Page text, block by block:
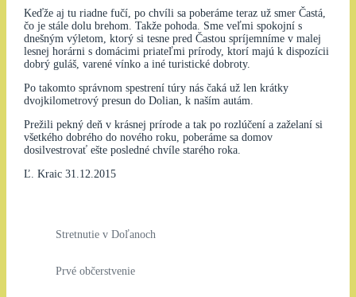
Keďže aj tu riadne fučí, po chvíli sa poberáme teraz už smer Častá,
čo je stále dolu brehom. Takže pohoda. Sme veľmi spokojní s
dnešným výletom, ktorý si tesne pred Častou spríjemníme v malej
lesnej horárni s domácimi priateľmi prírody, ktorí majú k dispozícii
dobrý guláš, varené vínko a iné turistické dobroty.
Po takomto správnom spestrení túry nás čaká už len krátky
dvojkilometrový presun do Dolian, k naším autám.
Prežili pekný deň v krásnej prírode a tak po rozlúčení a zaželaní si
všetkého dobrého do nového roku, poberáme sa domov
dosilvestrovať ešte posledné chvíle starého roka.
Ľ. Kraic 31.12.2015
Stretnutie v Doľanoch
Prvé občerstvenie